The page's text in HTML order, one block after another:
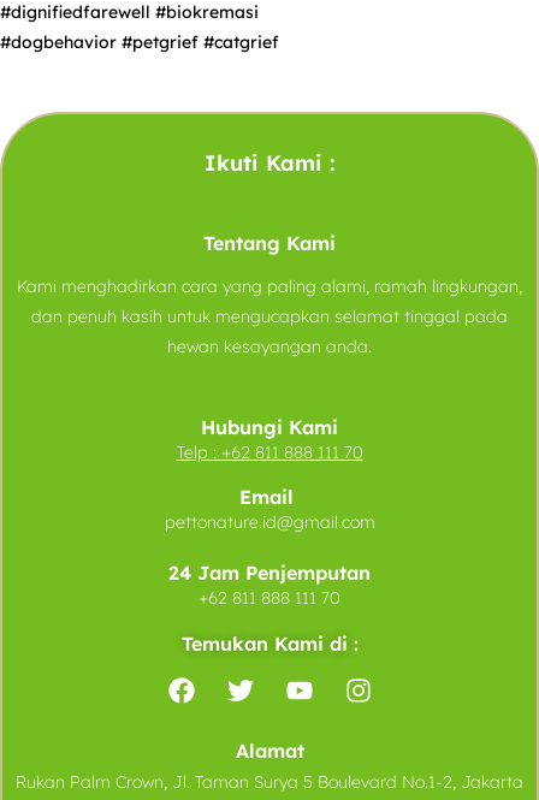
#dignifiedfarewell #biokremasi
#dogbehavior #petgrief #catgrief
Ikuti Kami :
Tentang Kami
Kami menghadirkan cara yang paling alami, ramah lingkungan,
dan penuh kasih untuk mengucapkan selamat tinggal pada
hewan kesayangan anda.
Hubungi Kami
Telp : +62 811 888 111 70
Email
pettonature.id@gmail.com
24 Jam Penjemputan
+62 811 888 111 70
Temukan Kami di :
Alamat
Rukan Palm Crown, Jl. Taman Surya 5 Boulevard No.1-2, Jakarta